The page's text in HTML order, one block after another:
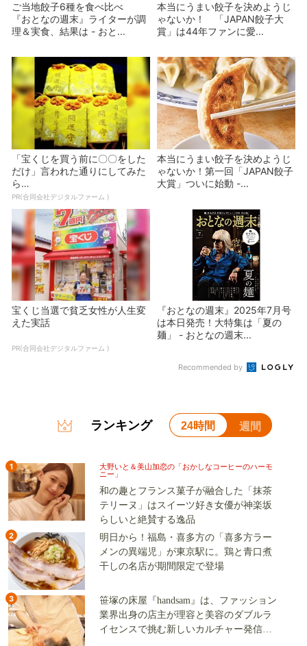
ご当地餃子6種を食べ比べ
『おとなの週末』ライターが調
理＆実食、結果は - おと...
本当にうまい餃子を決めようじ
ゃないか！ 「JAPAN餃子大
賞」は44年ファンに愛...
「宝くじを買う前に〇〇をした
だけ」言われた通りにしてみた
ら…
PR(合同会社デジタルファーム )
本当にうまい餃子を決めようじ
ゃないか！第一回「JAPAN餃子
大賞」ついに始動 -...
宝くじ当選で貧乏女性が人生変
えた実話
PR(合同会社デジタルファーム )
『おとなの週末』2025年7月号
は本日発売！大特集は「夏の
麺」 - おとなの週末...
Recommended by
ランキング 24時間 週間
1
大野いと＆美山加恋の「おかしなコーヒーのハーモ
ニー」
和の趣とフランス菓子が融合した「抹茶
テリーヌ」はスイーツ好き女優が神楽坂
らしいと絶賛する逸品
2
明日から！福島・喜多方の「喜多方ラー
メンの異端児」が東京駅に。鶏と青口煮
干しの名店が期間限定で登場
3
笹塚の床屋『handsam』は、ファッション
業界出身の店主が理容と美容のダブルラ
イセンスで挑む新しいカルチャー発信基